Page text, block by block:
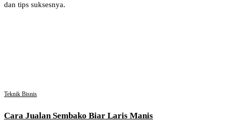
dan tips suksesnya.
Teknik Bisnis
Cara Jualan Sembako Biar Laris Manis